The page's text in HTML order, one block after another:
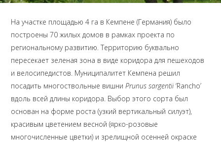
На участке площадью 4 га в Кемпене (Германия) было
построены 70 жилых домов в рамках проекта по
региональному развитию. Территорию буквально
пересекает зеленая зона в виде коридора для пешеходов
и велосипедистов. Муниципалитет Кемпена решил
посадить многоствольные вишни Prunus sargentii‘Rancho’
вдоль всей длины коридора. Выбор этого сорта был
основан на форме роста (узкий вертикальный силуэт),
красивым цветением весной (ярко-розовые
многочисленные цветки) и зрелищной осенней окраске